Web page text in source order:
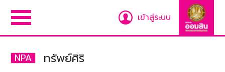
เข้าสู่ระบบ
NPA ทรัพย์ศิริ